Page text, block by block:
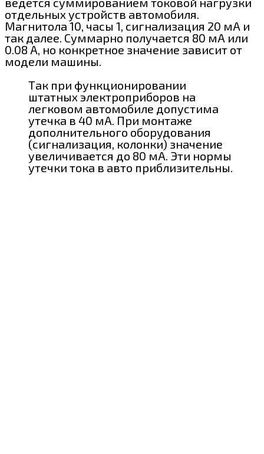
отдельных устройств автомобиля.
Магнитола 10, часы 1, сигнализация 20 мА и
так далее. Суммарно получается 80 мА или
0.08 А, но конкретное значение зависит от
модели машины.
Так при функционировании
штатных электроприборов на
легковом автомобиле допустима
утечка в 40 мА. При монтаже
дополнительного оборудования
(сигнализация, колонки) значение
увеличивается до 80 мА. Эти нормы
утечки тока в авто приблизительны.